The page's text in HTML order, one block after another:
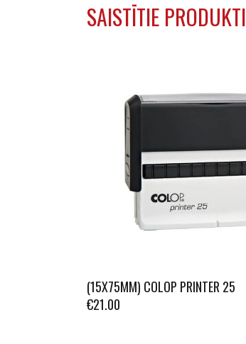
SAISTĪTIE PRODUKTI
(15X75MM) COLOP PRINTER 25
€21.00